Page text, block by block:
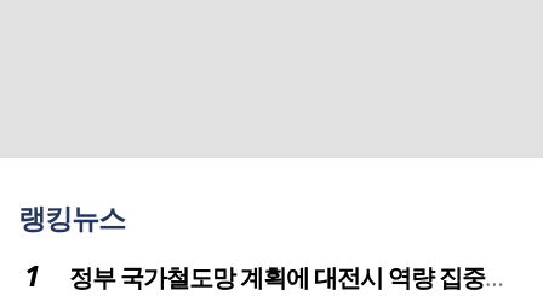
랭킹뉴스
정부 국가철도망 계획에 대전시 역량 집중해야